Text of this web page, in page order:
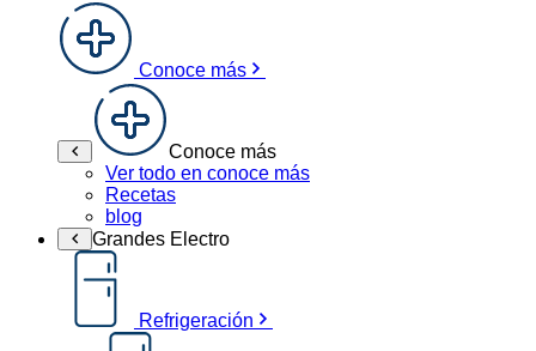
Conoce más
Conoce más
Ver todo en conoce más
Recetas
blog
Grandes Electro
Refrigeración